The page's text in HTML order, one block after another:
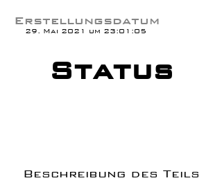
29. Mai 2021 um 23:01:05
Erstellungsdatum
Status
Beschreibung des Teils